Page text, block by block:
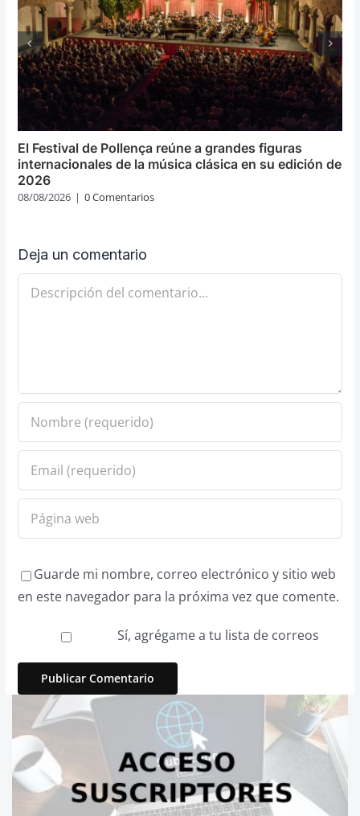
El Festival de Pollença reúne a grandes figuras
internacionales de la música clásica en su edición de
2026
08/08/2026 | 0 Comentarios
Deja un comentario
Comentario
Guarde mi nombre, correo electrónico y sitio web
en este navegador para la próxima vez que comente.
Sí, agrégame a tu lista de correos